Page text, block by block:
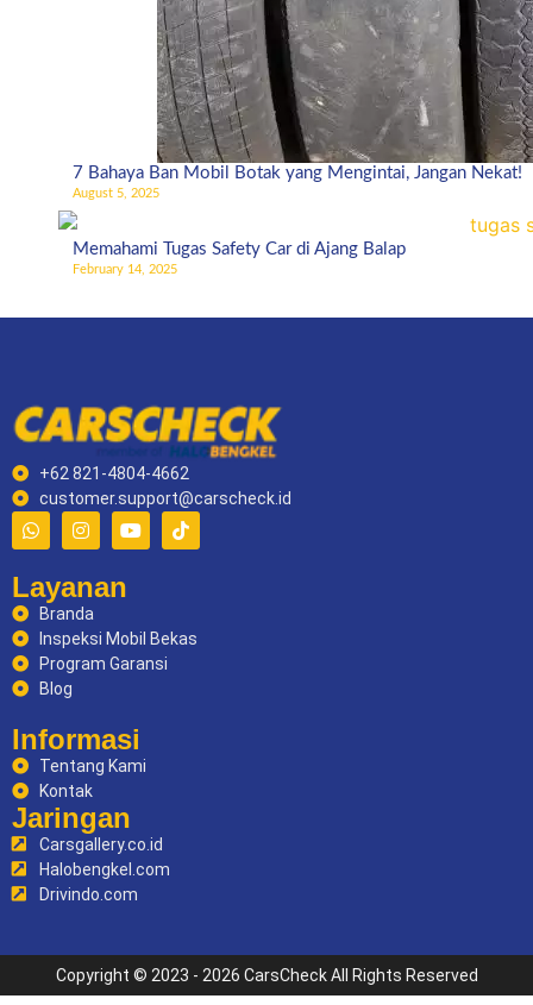
7 Bahaya Ban Mobil Botak yang Mengintai, Jangan Nekat!
August 5, 2025
Memahami Tugas Safety Car di Ajang Balap
February 14, 2025
+62 821-4804-4662
customer.support@carscheck.id
Layanan
Branda
Inspeksi Mobil Bekas
Program Garansi
Blog
Informasi
Tentang Kami
Kontak
Jaringan
Carsgallery.co.id
Halobengkel.com
Drivindo.com
Copyright © 2023 - 2026 CarsCheck All Rights Reserved